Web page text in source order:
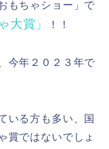
もちゃショー」で
大賞」 ！！
今年２０２３年で
いる方も多い、国
賞ではないでしょ